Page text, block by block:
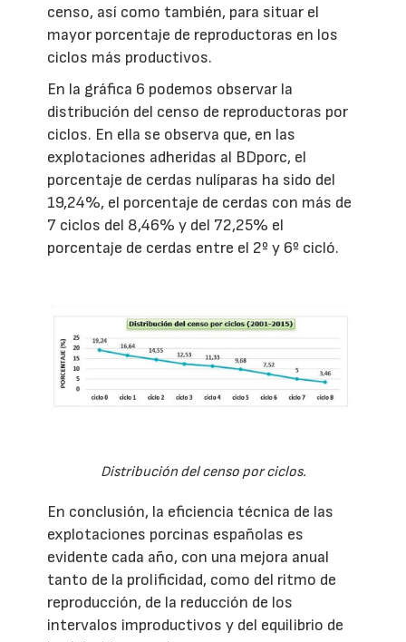
censo, así como también, para situar el
mayor porcentaje de reproductoras en los
ciclos más productivos.
En la gráfica 6 podemos observar la
distribución del censo de reproductoras por
ciclos. En ella se observa que, en las
explotaciones adheridas al BDporc, el
porcentaje de cerdas nulíparas ha sido del
19,24%, el porcentaje de cerdas con más de
7 ciclos del 8,46% y del 72,25% el
porcentaje de cerdas entre el 2º y 6º cicló.
Distribución del censo por ciclos.
En conclusión, la eficiencia técnica de las
explotaciones porcinas españolas es
evidente cada año, con una mejora anual
tanto de la prolificidad, como del ritmo de
reproducción, de la reducción de los
intervalos improductivos y del equilibrio de